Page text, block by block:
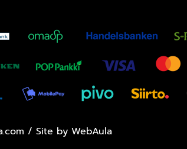
/ Site by WebAula